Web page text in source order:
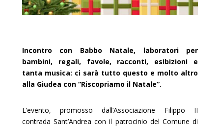
Incontro con Babbo Natale, laboratori per
bambini, regali, favole, racconti, esibizioni e
tanta musica: ci sarà tutto questo e molto altro
alla Giudea con “Riscopriamo il Natale”.
L’evento, promosso dall’Associazione Filippo II
contrada Sant’Andrea con il patrocinio del Comune di